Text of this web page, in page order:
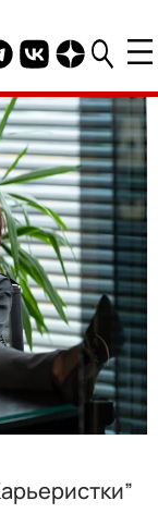
канал
Группа HELLO
Канал